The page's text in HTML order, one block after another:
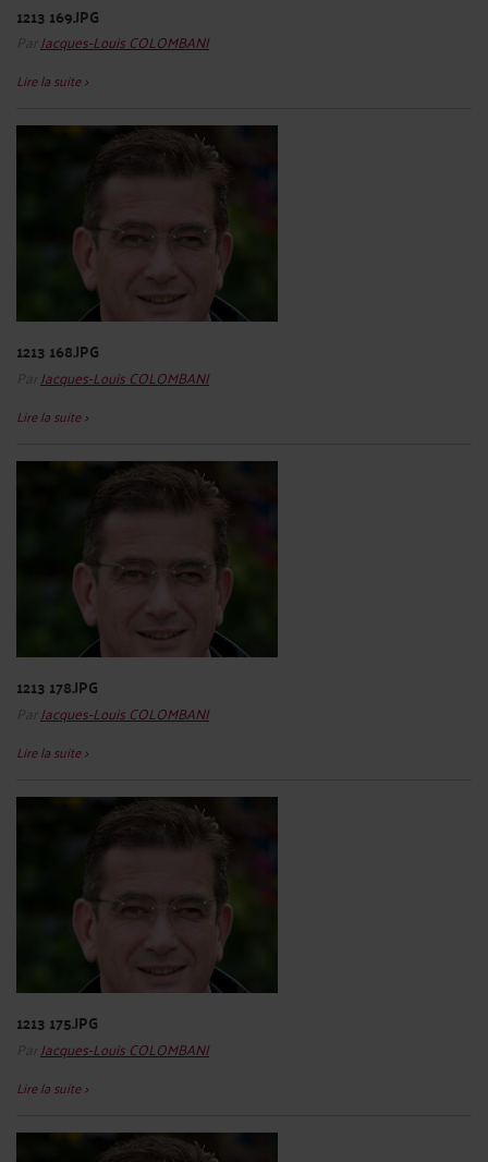
1213 169.JPG
Par Jacques-Louis COLOMBANI
Lire la suite >
1213 168.JPG
Par Jacques-Louis COLOMBANI
Lire la suite >
1213 178.JPG
Par Jacques-Louis COLOMBANI
Lire la suite >
1213 175.JPG
Par Jacques-Louis COLOMBANI
Lire la suite >